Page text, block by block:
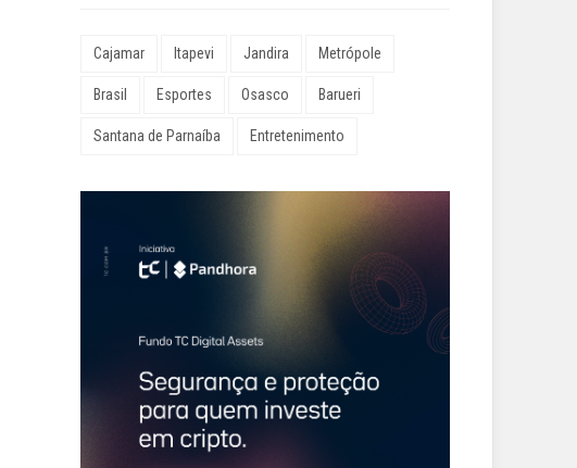
Cajamar Itapevi Jandira Metrópole
Brasil Esportes Osasco Barueri
Santana de Parnaíba Entretenimento